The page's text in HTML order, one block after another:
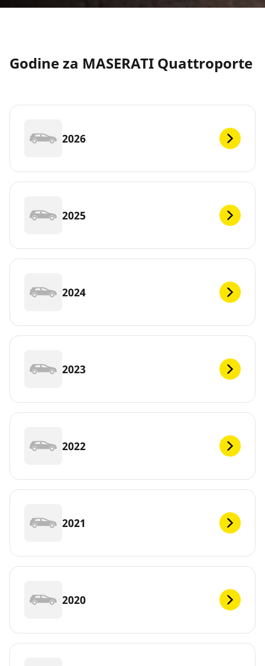
Godine za MASERATI Quattroporte
2026
2025
2024
2023
2022
2021
2020